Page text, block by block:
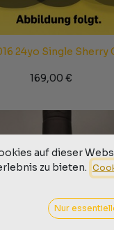
24yo Single Sherry
169,00 €
auf dieser
zu bieten.
Nur